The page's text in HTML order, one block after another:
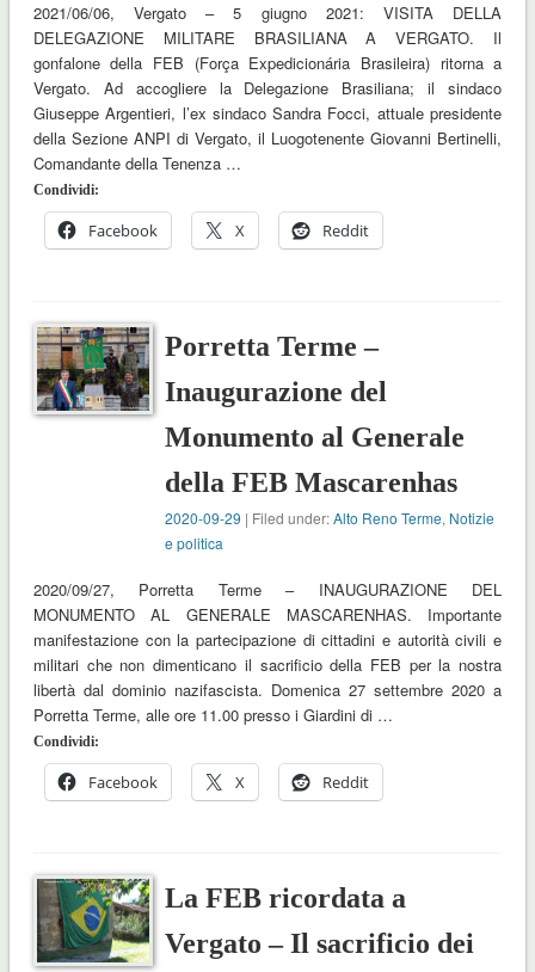
2021/06/06, Vergato – 5 giugno 2021: VISITA DELLA
DELEGAZIONE MILITARE BRASILIANA A VERGATO. Il
gonfalone della FEB (Força Expedicionária Brasileira) ritorna a
Vergato. Ad accogliere la Delegazione Brasiliana; il sindaco
Giuseppe Argentieri, l’ex sindaco Sandra Focci, attuale presidente
della Sezione ANPI di Vergato, il Luogotenente Giovanni Bertinelli,
Comandante della Tenenza …
Condividi:
Facebook X Reddit
Porretta Terme –
Inaugurazione del
Monumento al Generale
della FEB Mascarenhas
2020-09-29 | Filed under:Alto Reno Terme, Notizie
e politica
2020/09/27, Porretta Terme – INAUGURAZIONE DEL
MONUMENTO AL GENERALE MASCARENHAS. Importante
manifestazione con la partecipazione di cittadini e autorità civili e
militari che non dimenticano il sacrificio della FEB per la nostra
libertà dal dominio nazifascista. Domenica 27 settembre 2020 a
Porretta Terme, alle ore 11.00 presso i Giardini di …
Condividi:
Facebook X Reddit
La FEB ricordata a
Vergato – Il sacrificio dei